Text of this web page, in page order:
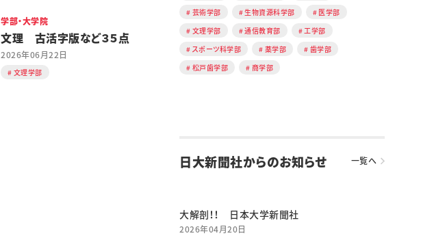
学部・大学院
文理 古活字版など３５点
2026年06月22日
文理学部
芸術学部
生物資源科学部
医学部
文理学部
通信教育部
工学部
スポーツ科学部
薬学部
歯学部
松戸歯学部
商学部
日大新聞社からのお知らせ 一覧へ
大解剖！！ 日本大学新聞社
2026年04月20日